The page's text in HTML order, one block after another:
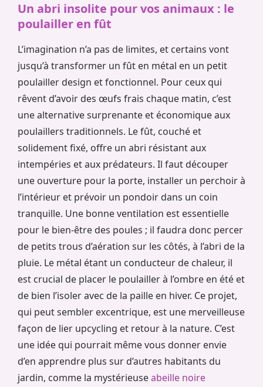
Un abri insolite pour vos animaux : le
poulailler en fût
L’imagination n’a pas de limites, et certains vont
jusqu’à transformer un fût en métal en un petit
poulailler design et fonctionnel. Pour ceux qui
rêvent d’avoir des œufs frais chaque matin, c’est
une alternative surprenante et économique aux
poulaillers traditionnels. Le fût, couché et
solidement fixé, offre un abri résistant aux
intempéries et aux prédateurs. Il faut découper
une ouverture pour la porte, installer un perchoir à
l’intérieur et prévoir un pondoir dans un coin
tranquille. Une bonne ventilation est essentielle
pour le bien-être des poules ; il faudra donc percer
de petits trous d’aération sur les côtés, à l’abri de la
pluie. Le métal étant un conducteur de chaleur, il
est crucial de placer le poulailler à l’ombre en été et
de bien l’isoler avec de la paille en hiver. Ce projet,
qui peut sembler excentrique, est une merveilleuse
façon de lier upcycling et retour à la nature. C’est
une idée qui pourrait même vous donner envie
d’en apprendre plus sur d’autres habitants du
jardin, comme la mystérieuseabeille noire